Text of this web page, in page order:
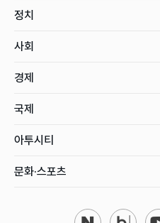
정치
사회
경제
국제
아투시티
문화·스포츠